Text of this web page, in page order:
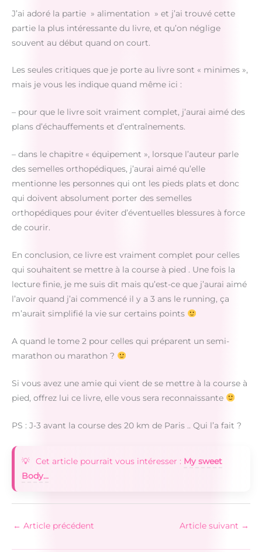
J’ai adoré la partie » alimentation » et j’ai trouvé cette
partie la plus intéressante du livre, et qu’on néglige
souvent au début quand on court.
Les seules critiques que je porte au livre sont « minimes »,
mais je vous les indique quand même ici :
– pour que le livre soit vraiment complet, j’aurai aimé des
plans d’échauffements et d’entraînements.
– dans le chapitre « équipement », lorsque l’auteur parle
des semelles orthopédiques, j’aurai aimé qu’elle
mentionne les personnes qui ont les pieds plats et donc
qui doivent absolument porter des semelles
orthopédiques pour éviter d’éventuelles blessures à force
de courir.
En conclusion, ce livre est vraiment complet pour celles
qui souhaitent se mettre à la course à pied . Une fois la
lecture finie, je me suis dit mais qu’est-ce que j’aurai aimé
l’avoir quand j’ai commencé il y a 3 ans le running, ça
m’aurait simplifié la vie sur certains points
A quand le tome 2 pour celles qui préparent un semi-
marathon ou marathon ?
Si vous avez une amie qui vient de se mettre à la course à
pied, offrez lui ce livre, elle vous sera reconnaissante
PS : J-3 avant la course des 20 km de Paris .. Qui l’a fait ?
Cet article pourrait vous intéresser : My sweet
Body...
← Article précédent Article suivant →